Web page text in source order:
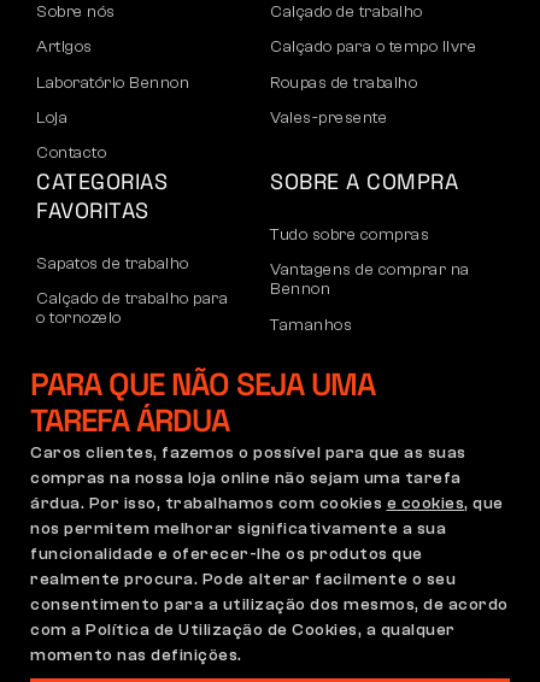
Sobre nós
Artigos
Laboratório Bennon
Loja
Contacto
Calçado de trabalho
Calçado para o tempo livre
Roupas de trabalho
Vales-presente
CATEGORIAS
FAVORITAS
Sapatos de trabalho
Calçado de trabalho para
o tornozelo
Calçado de lazer para
o tornozelo
Calças
Moletons
SOBRE A COMPRA
Tudo sobre compras
Vantagens de comprar na
Bennon
Tamanhos
Transporte e pagamento
Registo no B2B
Reclamações e garantia
Condições Gerais
Política de Reclamações
Configuração de cookies
GDPR
Portugal | Português
PARA QUE NÃO SEJA UMA
TAREFA ÁRDUA
Caros clientes, fazemos o possível para que as suas
compras na nossa loja online não sejam uma tarefa
árdua. Por isso, trabalhamos com cookies e cookies, que
nos permitem melhorar significativamente a sua
funcionalidade e oferecer-lhe os produtos que
realmente procura. Pode alterar facilmente o seu
consentimento para a utilização dos mesmos, de acordo
com a Política de Utilização de Cookies, a qualquer
momento nas definições.